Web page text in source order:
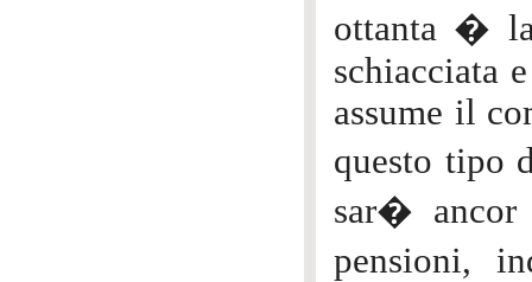
ottanta � la
schiacciata
assume il
questo tipo
sar�
pensioni,